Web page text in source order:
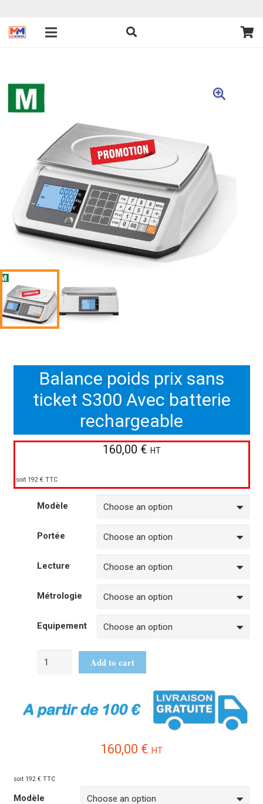
Balance poids prix sans
ticket S300 Avec batterie
rechargeable
160,00 € HT
soit 192 € TTC
Modèle
Portée
Lecture
Métrologie
Equipement
Add to cart
160,00 € HT
soit 192 € TTC
Modèle